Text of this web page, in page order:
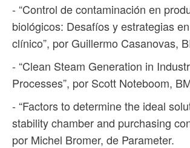
- “Control de contaminación en
biológicos: Desafíos y estrategias
clínico”, por Guillermo Casanovas,
- “Clean Steam Generation in
Processes”, por Scott Noteboom,
- “Factors to determine the ideal
stability chamber and purchasing
por Michel Bromer, de Parameter.